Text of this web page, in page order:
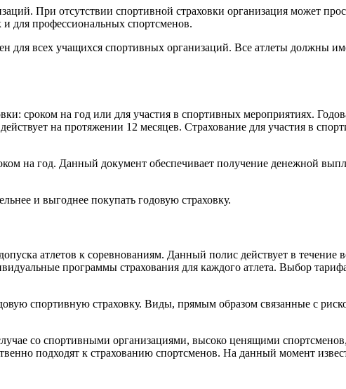
При отсутствии спортивной страховки организация может
для профессиональных спортсменов.
для всех учащихся спортивных организаций. Все атлеты должны
сроком на год или для участия в спортивных мероприятиях.
на протяжении 12 месяцев. Страхование для участия в
на год. Данный документ обеспечивает получение денежной
и выгоднее покупать годовую страховку.
атлетов к соревнованиям. Данный полис действует в течение
программы страхования для каждого атлета. Выбор
спортивную страховку. Виды, прямым образом связанные с
со спортивными организациями, высоко ценящими
подходят к страхованию спортсменов. На данный момент